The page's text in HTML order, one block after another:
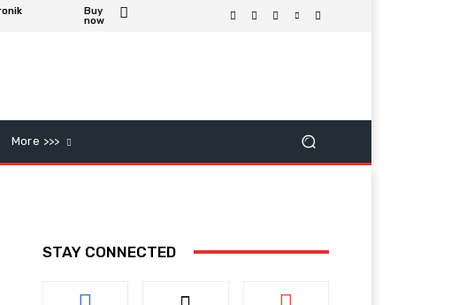
Buy
now
More >>>
STAY CONNECTED